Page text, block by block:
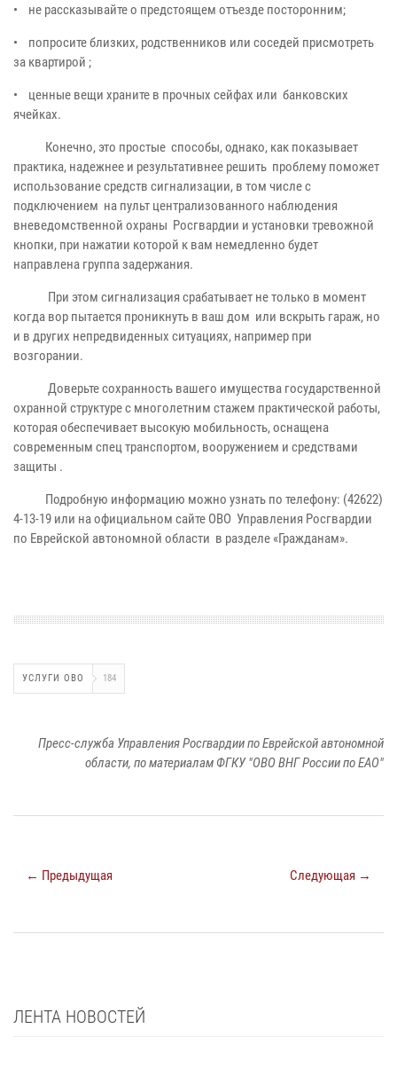
• не рассказывайте о предстоящем отъезде посторонним;
•
попросите близких, родственников или соседей присмотреть
за квартирой ;
•
ценные вещи храните в прочных сейфах или банковских
ячейках.
Конечно, это простые способы, однако, как показывает
практика, надежнее и результативнее решить проблему поможет
использование средств сигнализации, в том числе с
подключением на пульт централизованного наблюдения
вневедомственной охраны Росгвардии и установки тревожной
кнопки, при нажатии которой к вам немедленно будет
направлена группа задержания.
При этом сигнализация срабатывает не только в момент
когда вор пытается проникнуть в ваш дом или вскрыть гараж, но
и в других непредвиденных ситуациях, например при
возгорании.
Доверьте сохранность вашего имущества государственной
охранной структуре с многолетним стажем практической работы,
которая обеспечивает высокую мобильность, оснащена
современным спец транспортом, вооружением и средствами
защиты .
Подробную информацию можно узнать по телефону: (42622)
4-13-19 или на официальном сайте ОВО Управления Росгвардии
по Еврейской автономной области в разделе «Гражданам».
УСЛУГИ ОВО 184
Пресс-служба Управления Росгвардии по Еврейской автономной
области, по материалам ФГКУ "ОВО ВНГ России по ЕАО"
← Предыдущая Следующая →
ЛЕНТА НОВОСТЕЙ